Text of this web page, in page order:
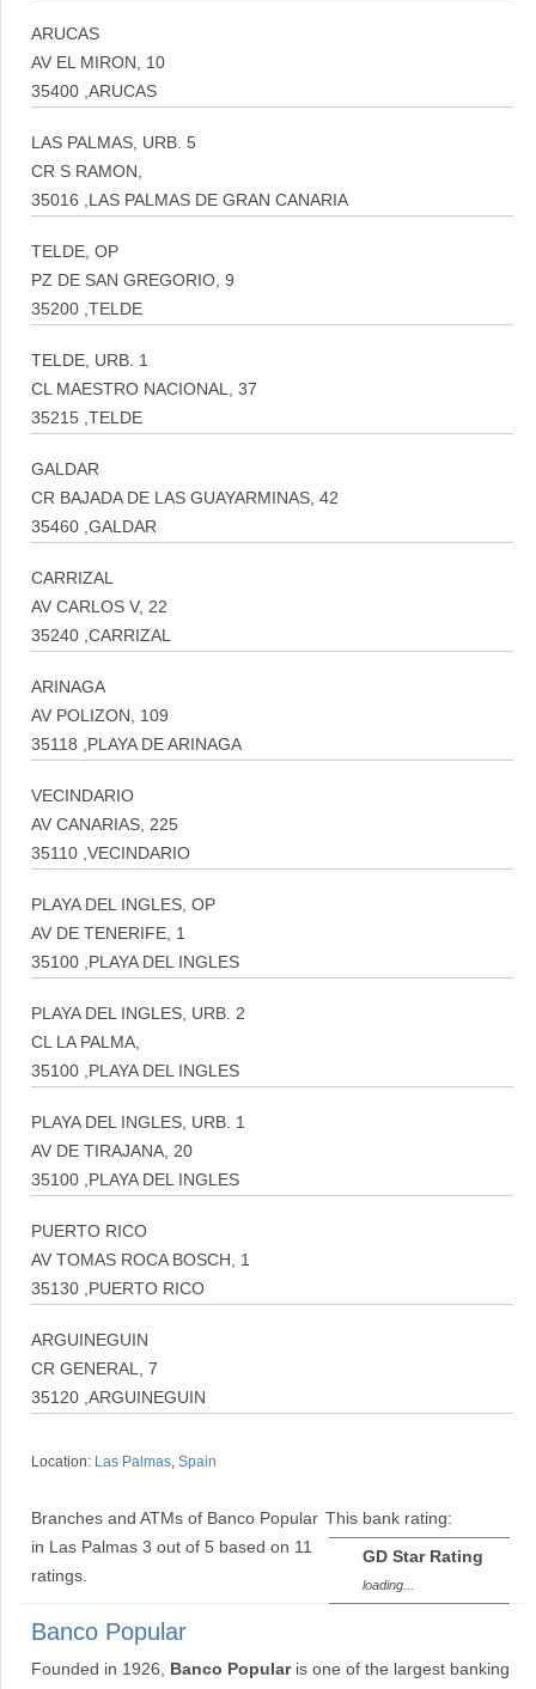
ARUCAS
AV EL MIRON, 10
35400 ,ARUCAS
LAS PALMAS, URB. 5
CR S RAMON,
35016 ,LAS PALMAS DE GRAN CANARIA
TELDE, OP
PZ DE SAN GREGORIO, 9
35200 ,TELDE
TELDE, URB. 1
CL MAESTRO NACIONAL, 37
35215 ,TELDE
GALDAR
CR BAJADA DE LAS GUAYARMINAS, 42
35460 ,GALDAR
CARRIZAL
AV CARLOS V, 22
35240 ,CARRIZAL
ARINAGA
AV POLIZON, 109
35118 ,PLAYA DE ARINAGA
VECINDARIO
AV CANARIAS, 225
35110 ,VECINDARIO
PLAYA DEL INGLES, OP
AV DE TENERIFE, 1
35100 ,PLAYA DEL INGLES
PLAYA DEL INGLES, URB. 2
CL LA PALMA,
35100 ,PLAYA DEL INGLES
PLAYA DEL INGLES, URB. 1
AV DE TIRAJANA, 20
35100 ,PLAYA DEL INGLES
PUERTO RICO
AV TOMAS ROCA BOSCH, 1
35130 ,PUERTO RICO
ARGUINEGUIN
CR GENERAL, 7
35120 ,ARGUINEGUIN
Location: Las Palmas, Spain
This bank rating:
GD Star Rating
loading...
Branches and ATMs of Banco Popular
in Las Palmas 3 out of 5 based on 11
ratings.
Banco Popular
Founded in 1926, Banco Popularis one of the largest banking